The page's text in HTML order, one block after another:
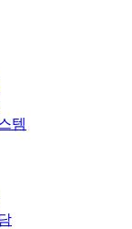
템